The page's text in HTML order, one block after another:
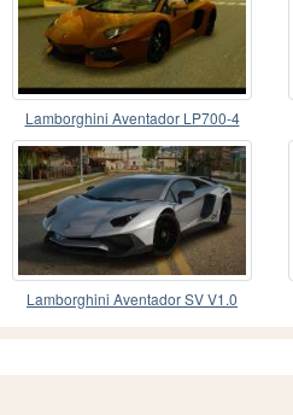
Lamborghini Aventador LP700-4
Lamborghini Aventador SV V1.0